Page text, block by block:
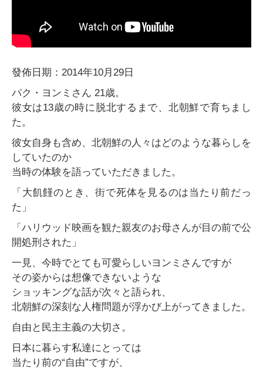
發佈日期：2014年10月29日
パク・ヨンミさん 21歳。
彼女は13歳の時に脱北するまで、北朝鮮で育ちまし
た。
彼女自身も含め、北朝鮮の人々はどのような暮らしを
していたのか
当時の体験を語っていただきました。
「大飢饉のとき、街で死体を見るのは当たり前だっ
た」
「ハリウッド映画を観た親友のお母さんが目の前で公
開処刑された」
一見、今時でとても可愛らしいヨンミさんですが
その姿からは想像できないような
ショッキングな話が次々と語られ、
北朝鮮の深刻な人権問題が浮かび上がってきました。
自由と民主主義の大切さ。
日本に暮らす私達にとっては
当たり前の“自由”ですが、